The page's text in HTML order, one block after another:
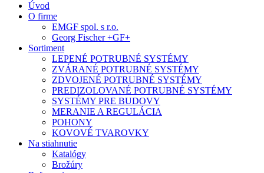
Úvod
O firme
EMGF spol. s r.o.
Georg Fischer +GF+
Sortiment
LEPENÉ POTRUBNÉ SYSTÉMY
ZVÁRANÉ POTRUBNÉ SYSTÉMY
ZDVOJENÉ POTRUBNÉ SYSTÉMY
PREDIZOLOVANÉ POTRUBNÉ SYSTÉMY
SYSTÉMY PRE BUDOVY
MERANIE A REGULÁCIA
POHONY
KOVOVÉ TVAROVKY
Na stiahnutie
Katalógy
Brožúry